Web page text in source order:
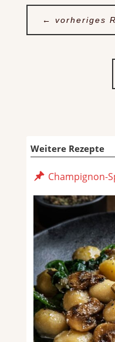
← vorheriges
Weitere Rezepte
Champignon-